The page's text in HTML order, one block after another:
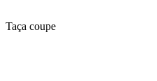
Taça coupe